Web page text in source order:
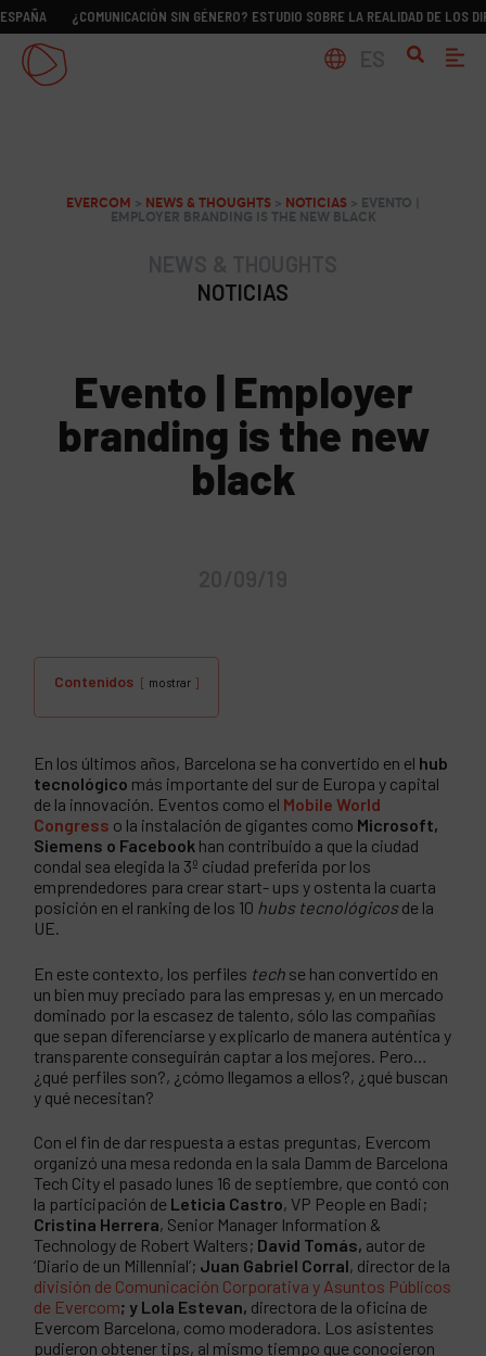
¿COMUNICACIÓN SIN GÉNERO? ESTUDIO SOBRE LA REALIDAD DE LOS
EVERCOM > NEWS & THOUGHTS > NOTICIAS > EVENTO |
EMPLOYER BRANDING IS THE NEW BLACK
NOTICIAS
Evento | Employer
branding is the new
black
Contenidos mostrar
En los últimos años, Barcelona se ha convertido en el hub
tecnológico más importante del sur de Europa y capital
de la innovación. Eventos como el Mobile World
Congress o la instalación de gigantes como Microsoft,
Siemens o Facebook han contribuido a que la ciudad
condal sea elegida la 3º ciudad preferida por los
emprendedores para crear start- ups y ostenta la cuarta
posición en el ranking de los 10 hubs tecnológicos de la
UE.
En este contexto, los perfiles tech se han convertido en
un bien muy preciado para las empresas y, en un mercado
dominado por la escasez de talento, sólo las compañías
que sepan diferenciarse y explicarlo de manera auténtica y
transparente conseguirán captar a los mejores. Pero…
¿qué perfiles son?, ¿cómo llegamos a ellos?, ¿qué buscan
y qué necesitan?
Con el fin de dar respuesta a estas preguntas, Evercom
organizó una mesa redonda en la sala Damm de Barcelona
Tech City el pasado lunes 16 de septiembre, que contó con
la participación de Leticia Castro, VP People en Badi;
Cristina Herrera, Senior Manager Information &
Technology de Robert Walters; David Tomás, autor de
‘Diario de un Millennial’; Juan Gabriel Corral, director de la
división de Comunicación Corporativa y Asuntos Públicos
de Evercom; y Lola Estevan, directora de la oficina de
Evercom Barcelona, como moderadora. Los asistentes
pudieron obtener tips, al mismo tiempo que conocieron